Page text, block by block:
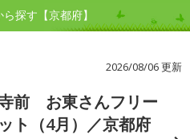
探す【京都府】
2026/08/06 更新
前 お東さんフリー
ト（4月）／京都府